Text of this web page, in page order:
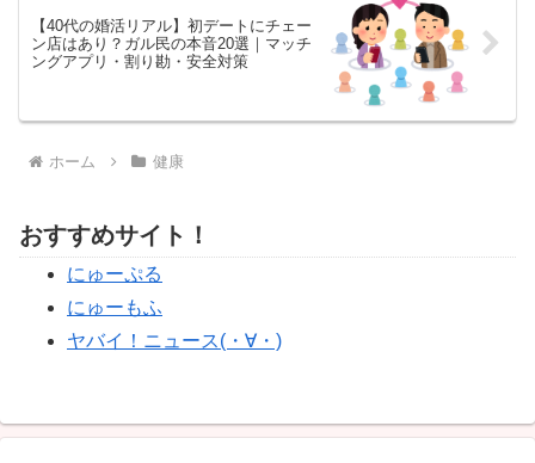
【40代の婚活リアル】初デートにチェー
ン店はあり？ガル民の本音20選｜マッチ
ングアプリ・割り勘・安全対策
ホーム 健康
おすすめサイト！
にゅーぷる
にゅーもふ
ヤバイ！ニュース(・∀・)